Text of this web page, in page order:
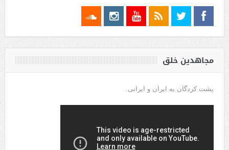
مجاهدین خلق
پشت کردگان به ایران و ایرانی.